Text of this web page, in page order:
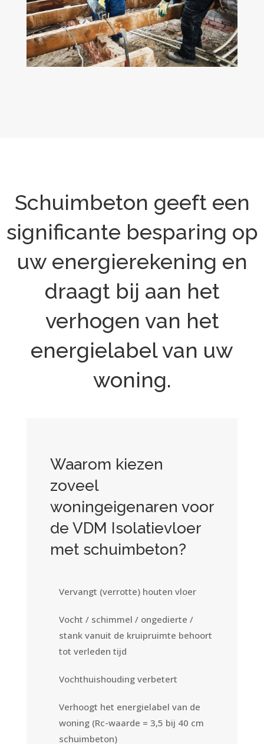
Schuimbeton geeft een
significante besparing op
uw energierekening en
draagt bij aan het
verhogen van het
energielabel van uw
woning.
Waarom kiezen
zoveel
woningeigenaren voor
de VDM Isolatievloer
met schuimbeton?
Vervangt (verrotte) houten vloer
Vocht / schimmel / ongedierte /
stank vanuit de kruipruimte behoort
tot verleden tijd
Vochthuishouding verbetert
Verhoogt het energielabel van de
woning (Rc-waarde = 3,5 bij 40 cm
schuimbeton)